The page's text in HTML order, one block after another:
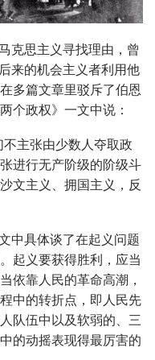
克思主义寻找理由，曾
来的机会主义者利用他
多篇文章里驳斥了伯恩
个政权》一文中说：
主张由少数人夺取政
进行无产阶级的阶级斗
文主义、拥国主义，反
中具体谈了在起义问题
起义要获得胜利，应当
依靠人民的革命高潮，
中的转折点，即人民先
队伍中以及软弱的、三
的动摇表现得最厉害的